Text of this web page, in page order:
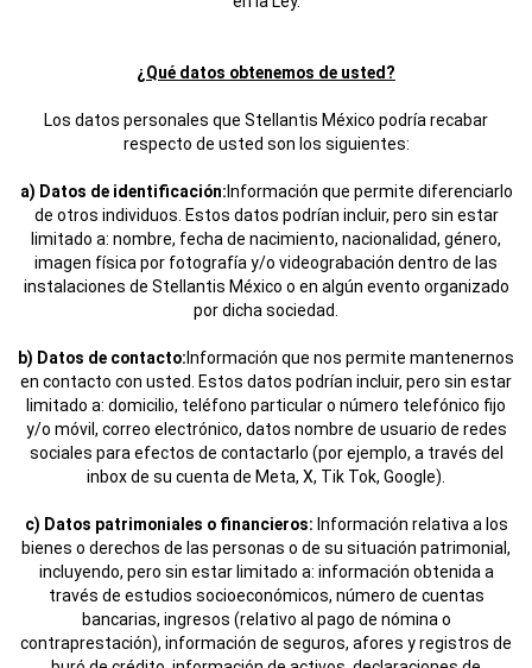
¿Qué datos obtenemos de usted?
Los datos personales que Stellantis México podría recabar
respecto de usted son los siguientes:
a) Datos de identificación: Información que permite diferenciarlo
de otros individuos. Estos datos podrían incluir, pero sin estar
limitado a: nombre, fecha de nacimiento, nacionalidad, género,
imagen física por fotografía y/o videograbación dentro de las
instalaciones de Stellantis México o en algún evento organizado
por dicha sociedad.
b) Datos de contacto: Información que nos permite mantenernos
en contacto con usted. Estos datos podrían incluir, pero sin estar
limitado a: domicilio, teléfono particular o número telefónico fijo
y/o móvil, correo electrónico, datos nombre de usuario de redes
sociales para efectos de contactarlo (por ejemplo, a través del
inbox de su cuenta de Meta, X, Tik Tok, Google).
c) Datos patrimoniales o financieros: Información relativa a los
bienes o derechos de las personas o de su situación patrimonial,
incluyendo, pero sin estar limitado a: información obtenida a
través de estudios socioeconómicos, número de cuentas
bancarias, ingresos (relativo al pago de nómina o
contraprestación), información de seguros, afores y registros de